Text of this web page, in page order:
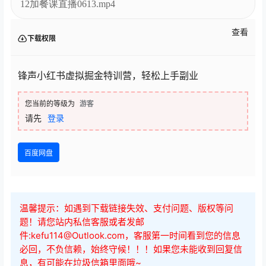
12加餐课直播0613.mp4
下载权限
查看
锋声小红书虚拟掘金特训营，轻松上手副业
您当前的等级为 游客
请先 登录
百度网盘
温馨提示：如遇到下载链接失效、支付问题、版权等问
题！请您站内私信客服或者发邮
件:kefu114@Outlook.com，客服第一时间看到您的信息
必回，不负信赖，始终守候！！！如果您未能收到回复信
息，有可能在垃圾信箱里面哦~